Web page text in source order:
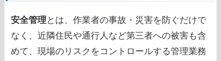
安全管理 とは、作業者の事故・災害を防ぐだけで
なく、近隣住民や通行人など第三者への被害も含
めて、現場のリスクをコントロールする管理業務